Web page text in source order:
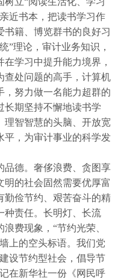
近书本，把读书学习作
书籍、博览群书的良好习
”理论，审计业务知识，
学习中提升能力境界，
查处问题的高手，计算机
，努力做一名能力超群的
长期坚持不懈地读书学
理智智慧的头脑、开放宽
平，为审计事业的科学发
德。奢侈浪费、贪图享
明的社会固然需要优厚富
勤俭节约、艰苦奋斗的精
种责任。长明灯、长流
费现象，“节约光荣、
上的空头标语。我们党
设节约型社会，倡导节
在新华社一份《网民呼